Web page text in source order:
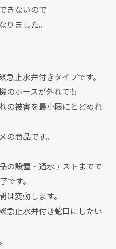
きないので
りました。
止水弁付きタイプです。
のホースが外れても
の被害を最小限にとどめれ
商品です。
の設置・通水テストまでで
です。
変動します。
急止水弁付き蛇口にしたい